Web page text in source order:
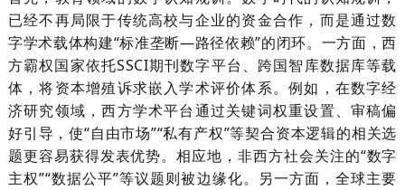
已经不再局限于传统高校与企业的资金合作，而是通过数
字学术载体构建“标准垄断—路径依赖”的闭环。一方面，西
方霸权国家依托SSCI期刊数字平台、跨国智库数据库等载
体，将资本增殖诉求嵌入学术评价体系。例如，在数字经
济研究领域，西方学术平台通过关键词权重设置、审稿偏
好引导，使“自由市场”“私有产权”等契合资本逻辑的相关选
题更容易获得发表优势。相应地，非西方社会关注的“数字
主权”“数据公平”等议题则被边缘化。另一方面，全球主要